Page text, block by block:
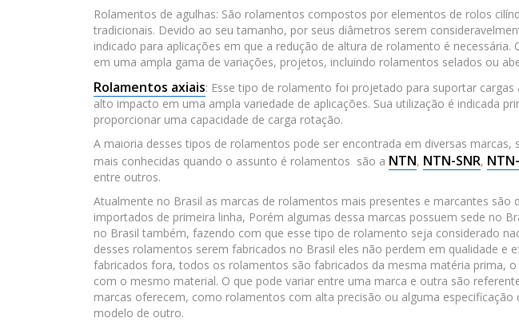
Rolamentos de agulhas: São rolamentos compostos por elementos de rolos
tradicionais. Devido ao seu tamanho, por seus diâmetros serem
indicado para aplicações em que a redução de altura de rolamento é
em uma ampla gama de variações, projetos, incluindo rolamentos selados ou
Rolamentos axiais: Esse tipo de rolamento foi projetado para suportar
alto impacto em uma ampla variedade de aplicações. Sua utilização é indicada
proporcionar uma capacidade de carga rotação.
A maioria desses tipos de rolamentos pode ser encontrada em diversas marcas,
mais conhecidas quando o assunto é rolamentos são a NTN, NTN-SNR,
entre outros.
Atualmente no Brasil as marcas de rolamentos mais presentes e marcantes são
importados de primeira linha, Porém algumas dessa marcas possuem sede no
no Brasil também, fazendo com que esse tipo de rolamento seja considerado
desses rolamentos serem fabricados no Brasil eles não perdem em qualidade e
fabricados fora, todos os rolamentos são fabricados da mesma matéria prima, o
com o mesmo material. O que pode variar entre uma marca e outra são
marcas oferecem, como rolamentos com alta precisão ou alguma especificação
modelo de outro.